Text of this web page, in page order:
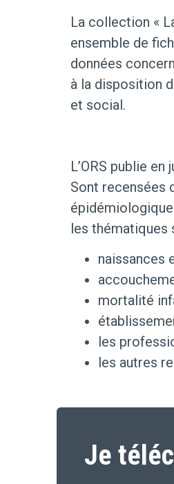
La collection «
ensemble de
données
à la disposition
et social.
L’ORS publie
Sont recensées
les thématiques
naissances
mortalité
les
les autres
Je